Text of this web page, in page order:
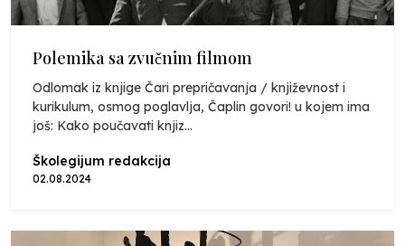
Polemika sa zvučnim filmom
Odlomak iz knjige Čari prepričavanja / književnost i
kurikulum, osmog poglavlja, Čaplin govori! u kojem ima
još: Kako poučavati knjiz...
Školegijum redakcija
02.08.2024